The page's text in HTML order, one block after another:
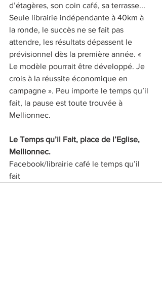
d’étagères, son coin café, sa terrasse...
Seule librairie indépendante à 40km à
la ronde, le succès ne se fait pas
attendre, les résultats dépassent le
prévisionnel dès la première année. «
Le modèle pourrait être développé. Je
crois à la réussite économique en
campagne ». Peu importe le temps qu’il
fait, la pause est toute trouvée à
Mellionnec.
Le Temps qu’il Fait, place de l’Eglise,
Mellionnec.
Facebook/librairie café le temps qu’il
fait